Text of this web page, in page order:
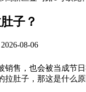
子？
08-06
，也会被当成节日
拉肚子，那这是什么